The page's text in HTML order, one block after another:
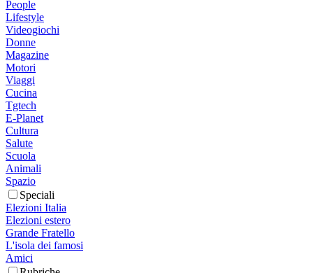
People
Lifestyle
Videogiochi
Donne
Magazine
Motori
Viaggi
Cucina
Tgtech
E-Planet
Cultura
Salute
Scuola
Animali
Spazio
Speciali
Elezioni Italia
Elezioni estero
Grande Fratello
L'isola dei famosi
Amici